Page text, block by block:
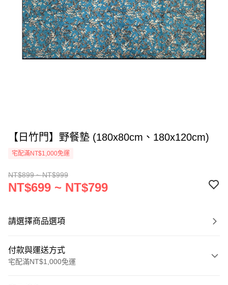
【日竹門】野餐墊 (180x80cm、180x120cm)
宅配滿NT$1,000免運
NT$899 ~ NT$999
NT$699 ~ NT$799
請選擇商品選項
付款與運送方式
宅配滿NT$1,000免運